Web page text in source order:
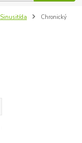
Sinusitída
Chronický